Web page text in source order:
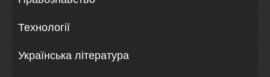
Технології
Українська література